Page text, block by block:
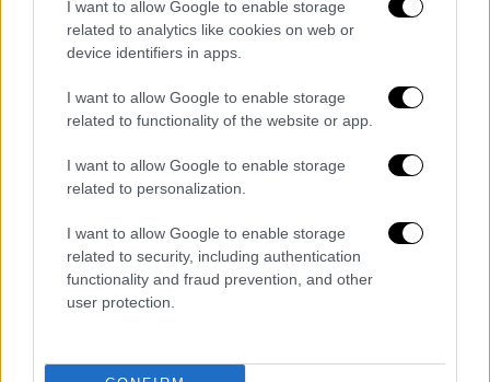
I want to allow Google to enable storage
related to analytics like cookies on web or
device identifiers in apps.
I want to allow Google to enable storage
related to functionality of the website or app.
I want to allow Google to enable storage
related to personalization.
I want to allow Google to enable storage
related to security, including authentication
functionality and fraud prevention, and other
user protection.
Με σταυρό οι ευρωεκλογές - Ο Κυριάκος
Μητσοτάκης δεν θα κάνει αλλαγή στον
εκλογικό νόμο
ΔΕΘ